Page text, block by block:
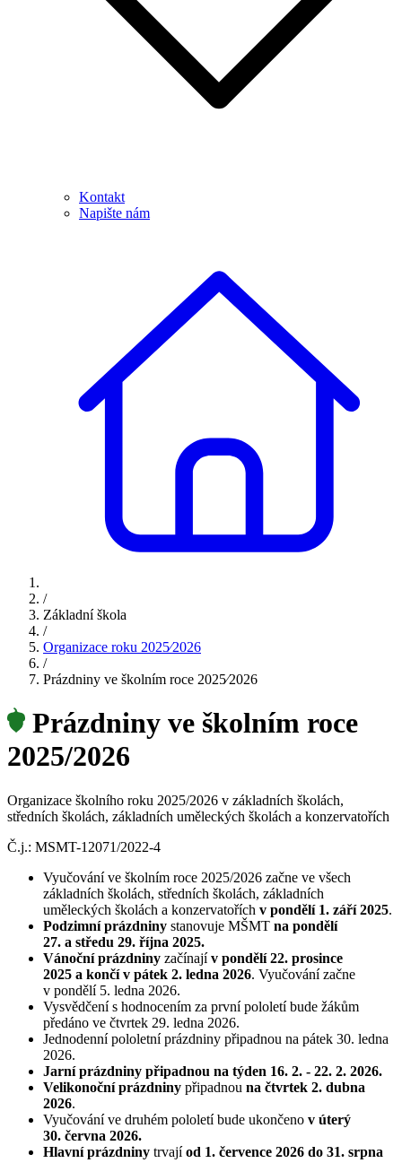
Kontakt
Napište nám
/
Základní škola
/
Organizace roku 2025⁄2026
/
Prázdniny ve školním roce 2025⁄2026
Prázdniny ve školním roce
2025/2026
Organizace školního roku 2025/2026 v základních školách,
středních školách, základních uměleckých školách a konzervatořích
Č.j.: MSMT-12071/2022-4
Vyučování ve školním roce 2025/2026 začne ve všech
základních školách, středních školách, základních
uměleckých školách a konzervatořích v pondělí 1. září 2025.
Podzimní prázdniny stanovuje MŠMT na pondělí
27. a středu 29. října 2025.
Vánoční prázdniny začínajív pondělí 22. prosince
2025 a končí v pátek 2. ledna 2026. Vyučování začne
v pondělí 5. ledna 2026.
Vysvědčení s hodnocením za první pololetí bude žákům
předáno ve čtvrtek 29. ledna 2026.
Jednodenní pololetní prázdniny připadnou na pátek 30. ledna
2026.
Jarní prázdniny připadnou na týden 16. 2. - 22. 2. 2026.
Velikonoční prázdniny připadnou na čtvrtek 2. dubna
2026.
Vyučování ve druhém pololetí bude ukončeno v úterý
30. června 2026.
Hlavní prázdniny trvajíod 1. července 2026 do 31. srpna